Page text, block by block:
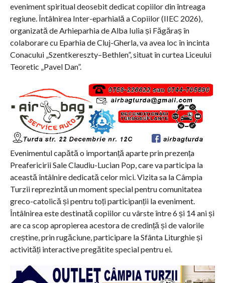
eveniment spiritual deosebit dedicat copiilor din întreaga
regiune. Întâlnirea Inter-eparhială a Copiilor (IIEC 2026),
organizată de Arhieparhia de Alba Iulia și Făgăraș în
colaborare cu Eparhia de Cluj-Gherla, va avea loc în incinta
Conacului „Szentkereszty–Bethlen”, situat în curtea Liceului
Teoretic „Pavel Dan”.
Evenimentul capătă o importanță aparte prin prezența
Preafericirii Sale Claudiu-Lucian Pop, care va participa la
această întâlnire dedicată celor mici. Vizita sa la Câmpia
Turzii reprezintă un moment special pentru comunitatea
greco-catolică și pentru toți participanții la eveniment.
Întâlnirea este destinată copiilor cu vârste între 6 și 14 ani și
are ca scop apropierea acestora de credință și de valorile
creștine, prin rugăciune, participare la Sfânta Liturghie și
activități interactive pregătite special pentru ei.